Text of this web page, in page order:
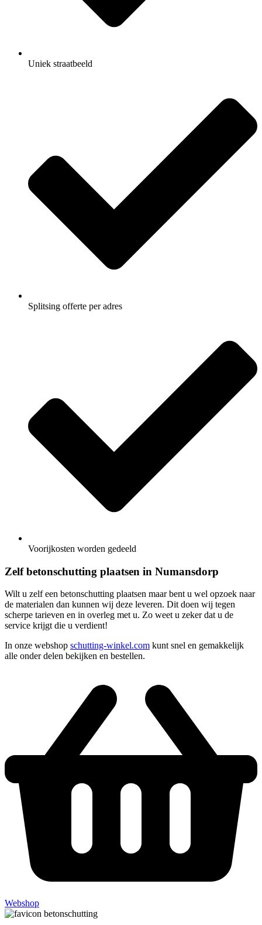
Uniek straatbeeld
Splitsing offerte per adres
Voorijkosten worden gedeeld
Zelf betonschutting plaatsen in Numansdorp
Wilt u zelf een betonschutting plaatsen maar bent u wel opzoek naar
de materialen dan kunnen wij deze leveren. Dit doen wij tegen
scherpe tarieven en in overleg met u. Zo weet u zeker dat u de
service krijgt die u verdient!
In onze webshop schutting-winkel.com kunt snel en gemakkelijk
alle onder delen bekijken en bestellen.
Webshop